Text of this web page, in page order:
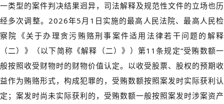
一类型的案件判决结果迥异，司法解释及规范性文件的立场也历
经多次调整。2026年5月1日实施的最高人民法院、最高人民检
察院《关于办理贪污贿赂刑事案件适用法律若干问题的解释
（二）》（以下简称《解释（二）》）第11条规定“受贿数额一
般按照收受财物时的财物价值认定。以收受股票、股权的预期收
益作为贿赂形式，构成犯罪的，受贿数额按照案发时实际获利认
定；案发时尚未实际获利的，受贿数额一般按照案发时涉案资产